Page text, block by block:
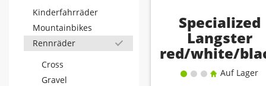
Kinderfahrräder
Mountainbikes
Rennräder
Cross
Gravel
Specialized
Langster
red/white/
58Auf Lager